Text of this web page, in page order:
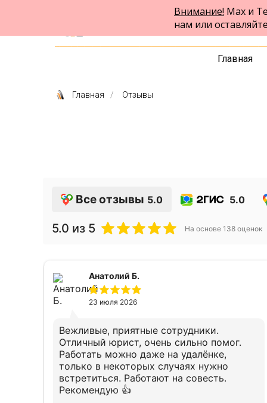
Внимание! Max и
нам или
Главная
Юридическая помощь в Красноярске
ФПК Альтернатива
Главная / Отзывы
Все отзывы 5.0 5.0
5.0 из 5 На основе 138 оценок
Анатолий Б.
23 июля 2026
Вежливые, приятные сотрудники.
Отличный юрист, очень сильно помог.
Работать можно даже на удалёнке,
только в некоторых случаях нужно
встретиться. Работают на совесть.
Рекомендую 👍